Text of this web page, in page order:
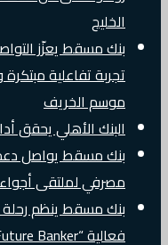
الخليج
بنك مسقط يعزّز
تجربة تفاعلية
موسم الخريف
البنك الأهلي يحقق
بنك مسقط يواصل دعم
مصرفي لملتقى أجواء
بنك مسقط ينظم
فعالية “Future Banker”